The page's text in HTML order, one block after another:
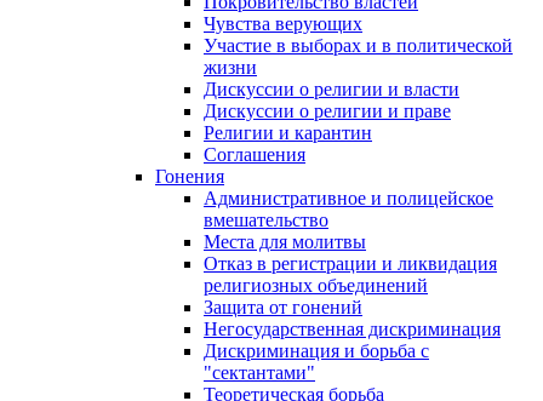
Чувства верующих
Участие в выборах и в политической
жизни
Дискуссии о религии и власти
Дискуссии о религии и праве
Религии и карантин
Соглашения
Гонения
Административное и полицейское
вмешательство
Места для молитвы
Отказ в регистрации и ликвидация
религиозных объединений
Защита от гонений
Негосударственная дискриминация
Дискриминация и борьба с
"сектантами"
Теоретическая борьба